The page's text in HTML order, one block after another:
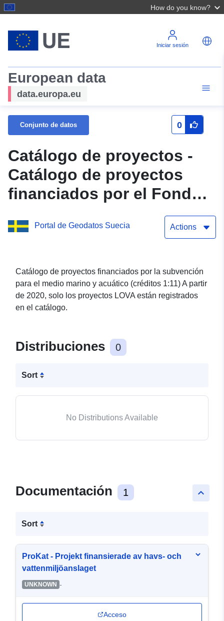
How do you know?
Iniciar sesión
European data
data.europa.eu
Conjunto de datos 0
Catálogo de proyectos -
Catálogo de proyectos
financiados por el Fondo
para el Medio Marino y
Acuático
Portal de Geodatos Suecia Actions
Catálogo de proyectos financiados por la subvención
para el medio marino y acuático (créditos 1:11) A partir
de 2020, solo los proyectos LOVA están registrados
en el catálogo.
Distribuciones 0
Sort
No Distributions Available
keyboard_arrow_up
Documentación 1
Sort
ProKat - Projekt finansierade av havs- och
vattenmiljöanslaget
UNKNOWN -
Acceso